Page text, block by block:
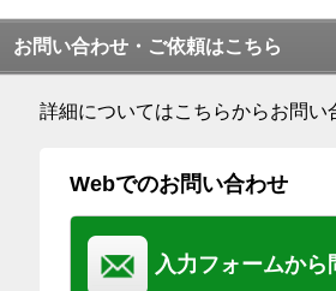
お問い合わせ・ご依頼はこちら
詳細についてはこちらからお問い
Webでのお問い合わせ
入力フォームから